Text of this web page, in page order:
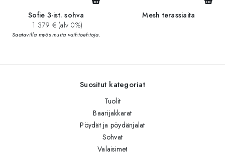
Sofie 3-ist. sohva
1 379 € (alv 0%)
Saatavilla myös muita vaihtoehtoja.
Mesh terassiaita
Suositut kategoriat
Tuolit
Baarijakkarat
Pöydät ja pöydänjalat
Sohvat
Valaisimet